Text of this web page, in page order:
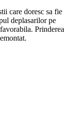
care doresc sa fie
deplasarilor pe
Prinderea